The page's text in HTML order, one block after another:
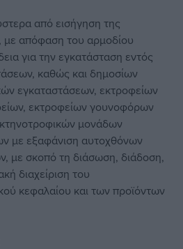
από εισήγηση της
με απόφαση του αρμοδίου
για την εγκατάσταση εντός
καθώς και δημοσίων
εγκαταστάσεων, εκτροφείων
εκτροφείων γουνοφόρων
μονάδων
με εξαφάνιση αυτοχθόνων
με σκοπό τη διάσωση, διάδοση,
διαχείριση του
κεφαλαίου και των προϊόντων